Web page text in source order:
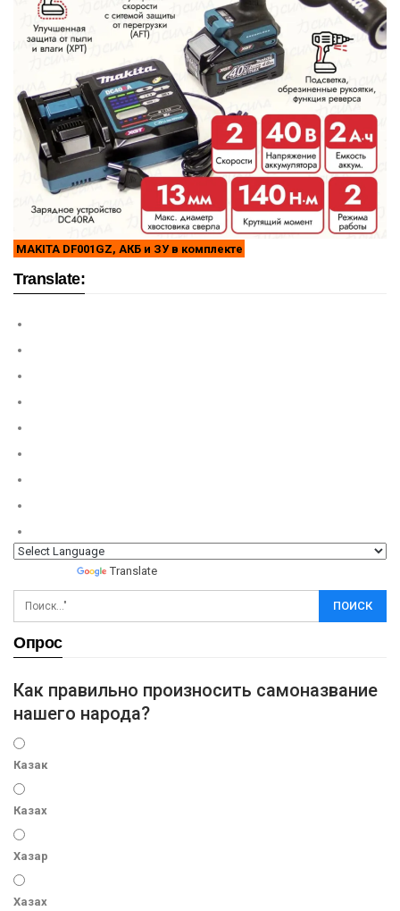
MAKITA DF001GZ, АКБ и ЗУ в комплекте
Translate:
Translate
Опрос
Как правильно произносить самоназвание
нашего народа?
Казак
Казах
Хазар
Хазах